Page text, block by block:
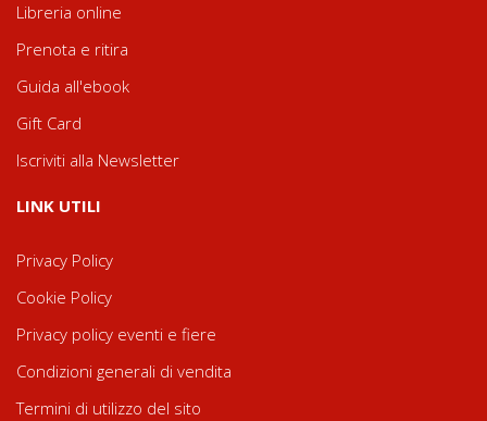
Libreria online
Prenota e ritira
Guida all'ebook
Gift Card
Iscriviti alla Newsletter
LINK UTILI
Privacy Policy
Cookie Policy
Privacy policy eventi e fiere
Condizioni generali di vendita
Termini di utilizzo del sito